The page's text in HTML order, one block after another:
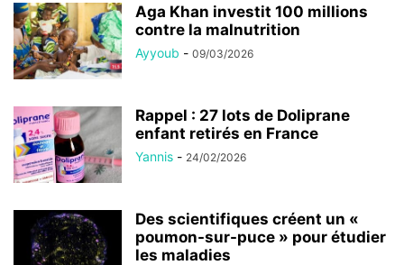
Aga Khan investit 100 millions
contre la malnutrition
Ayyoub - 09/03/2026
Rappel : 27 lots de Doliprane
enfant retirés en France
Yannis - 24/02/2026
Des scientifiques créent un «
poumon-sur-puce » pour étudier
les maladies